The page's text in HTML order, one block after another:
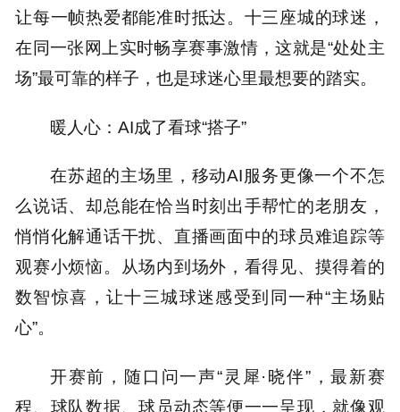
让每一帧热爱都能准时抵达。十三座城的球迷，
在同一张网上实时畅享赛事激情，这就是“处处主
场”最可靠的样子，也是球迷心里最想要的踏实。
暖人心：AI成了看球“搭子”
在苏超的主场里，移动AI服务更像一个不怎
么说话、却总能在恰当时刻出手帮忙的老朋友，
悄悄化解通话干扰、直播画面中的球员难追踪等
观赛小烦恼。从场内到场外，看得见、摸得着的
数智惊喜，让十三城球迷感受到同一种“主场贴
心”。
开赛前，随口问一声“灵犀·晓伴”，最新赛
程、球队数据、球员动态等便一一呈现，就像观